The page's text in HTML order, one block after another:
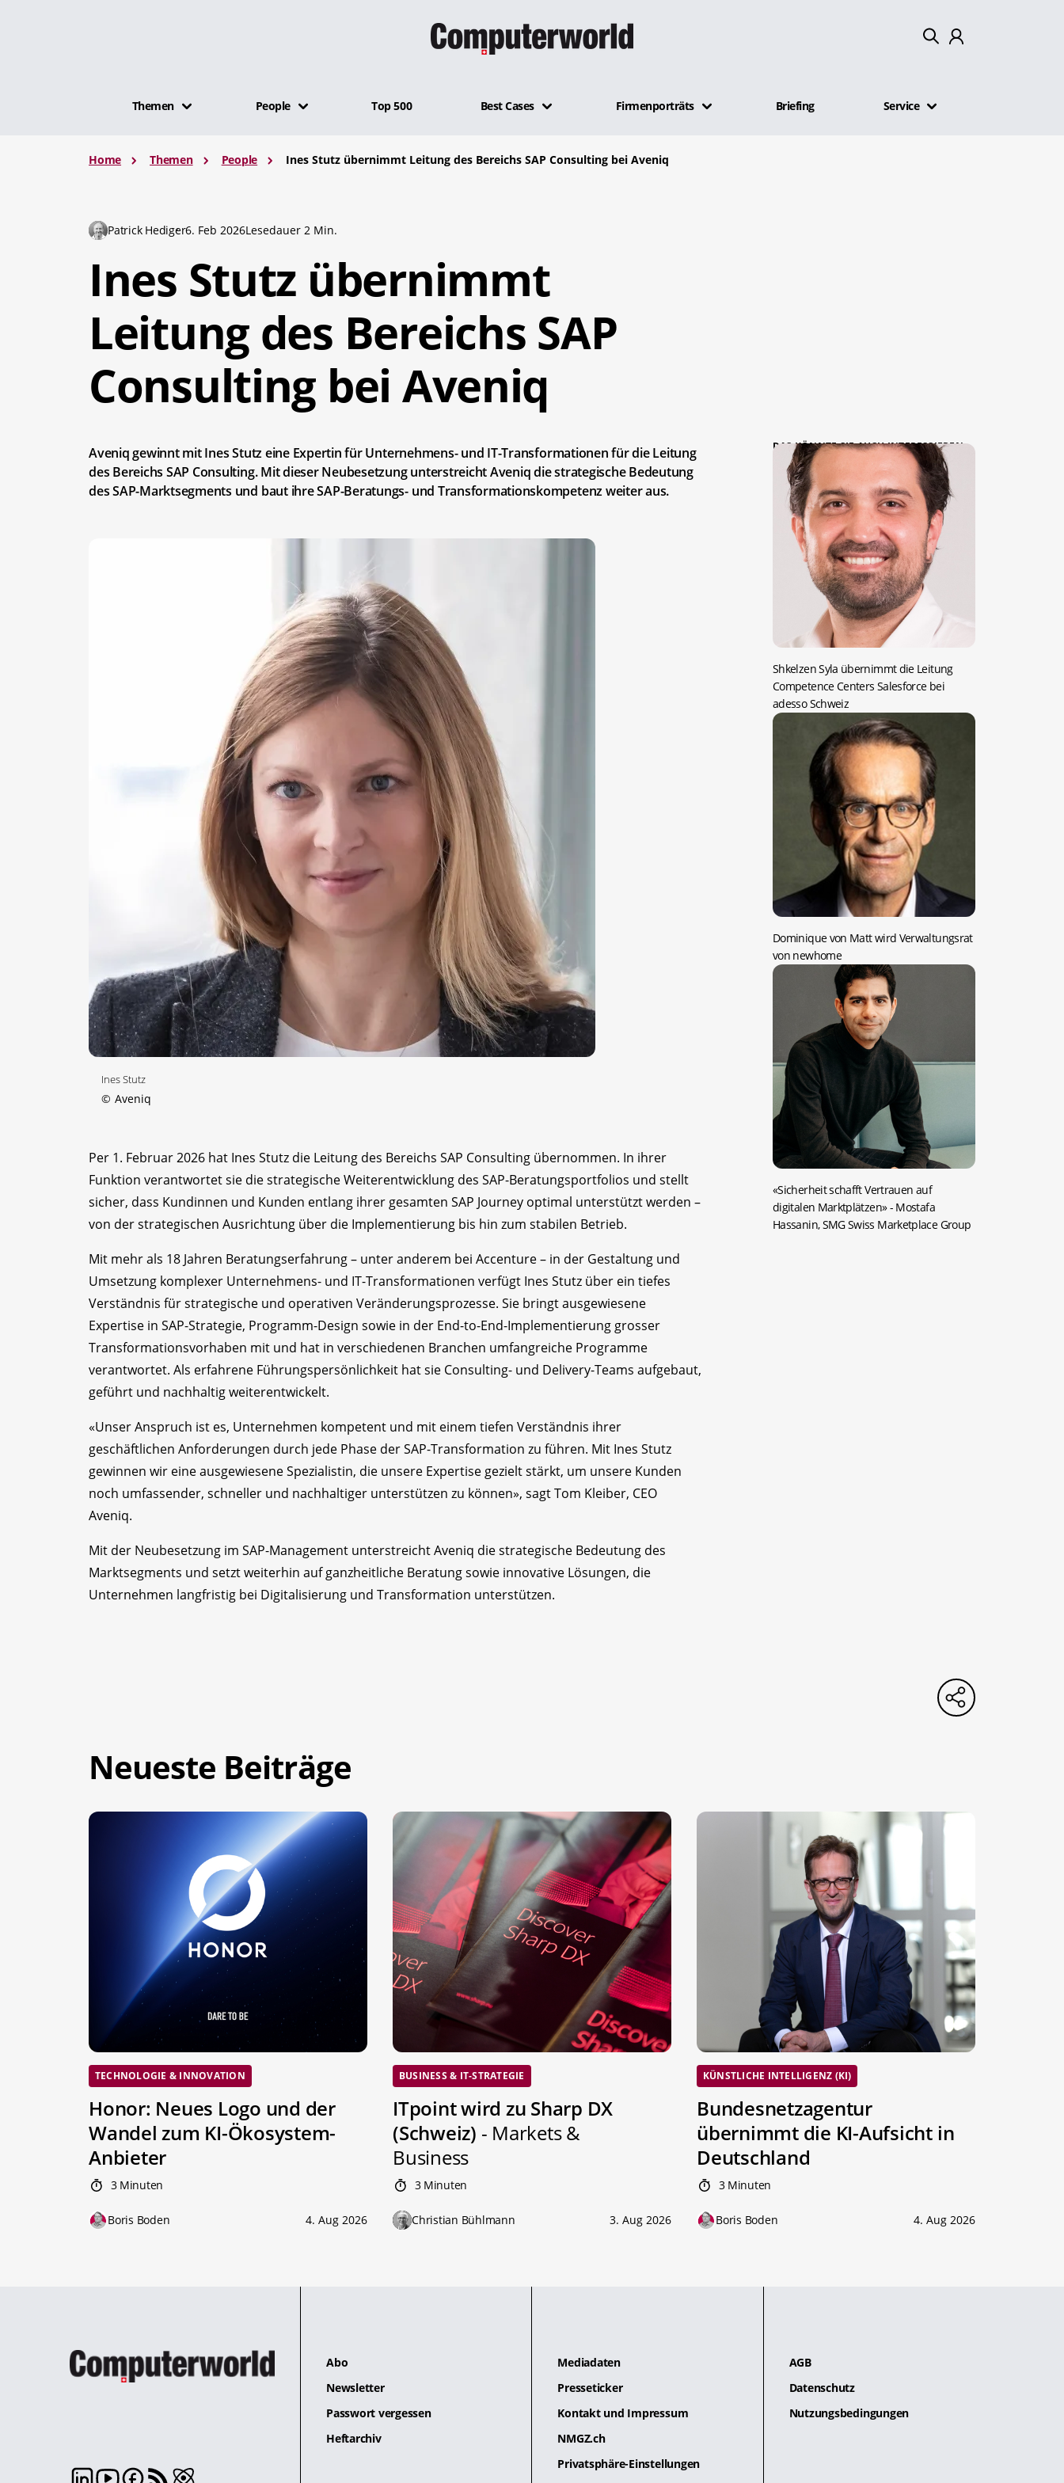
Themen People Top 500 Best Cases Firmenporträts Briefing Service
Home Themen People Ines Stutz übernimmt Leitung des Bereichs SAP Consulting bei Aveniq
Patrick Hediger6. Feb 2026Lesedauer 2 Min.
Ines Stutz übernimmt
Leitung des Bereichs SAP
Consulting bei Aveniq
Aveniq gewinnt mit Ines Stutz eine Expertin für Unternehmens- und IT-Transformationen für die Leitung
des Bereichs SAP Consulting. Mit dieser Neubesetzung unterstreicht Aveniq die strategische Bedeutung
des SAP-Marktsegments und baut ihre SAP-Beratungs- und Transformationskompetenz weiter aus.
Ines Stutz
© Aveniq
Per 1. Februar 2026 hat Ines Stutz die Leitung des Bereichs SAP Consulting übernommen. In ihrer
Funktion verantwortet sie die strategische Weiterentwicklung des SAP-Beratungsportfolios und stellt
sicher, dass Kundinnen und Kunden entlang ihrer gesamten SAP Journey optimal unterstützt werden –
von der strategischen Ausrichtung über die Implementierung bis hin zum stabilen Betrieb.
Mit mehr als 18 Jahren Beratungserfahrung – unter anderem bei Accenture – in der Gestaltung und
Umsetzung komplexer Unternehmens- und IT-Transformationen verfügt Ines Stutz über ein tiefes
Verständnis für strategische und operativen Veränderungsprozesse. Sie bringt ausgewiesene
Expertise in SAP-Strategie, Programm-Design sowie in der End-to-End-Implementierung grosser
Transformationsvorhaben mit und hat in verschiedenen Branchen umfangreiche Programme
verantwortet. Als erfahrene Führungspersönlichkeit hat sie Consulting- und Delivery-Teams aufgebaut,
geführt und nachhaltig weiterentwickelt.
«Unser Anspruch ist es, Unternehmen kompetent und mit einem tiefen Verständnis ihrer
geschäftlichen Anforderungen durch jede Phase der SAP-Transformation zu führen. Mit Ines Stutz
gewinnen wir eine ausgewiesene Spezialistin, die unsere Expertise gezielt stärkt, um unsere Kunden
noch umfassender, schneller und nachhaltiger unterstützen zu können», sagt Tom Kleiber, CEO
Aveniq.
Mit der Neubesetzung im SAP-Management unterstreicht Aveniq die strategische Bedeutung des
Marktsegments und setzt weiterhin auf ganzheitliche Beratung sowie innovative Lösungen, die
Unternehmen langfristig bei Digitalisierung und Transformation unterstützen.
DAS KÖNNTE SIE AUCH INTERESSIEREN:
Shkelzen Syla übernimmt die Leitung
Competence Centers Salesforce bei
adesso Schweiz
Dominique von Matt wird Verwaltungsrat
von newhome
«Sicherheit schafft Vertrauen auf
digitalen Marktplätzen»- Mostafa
Hassanin, SMG Swiss Marketplace Group
Neueste Beiträge
TECHNOLOGIE & INNOVATION
Honor: Neues Logo und der
Wandel zum KI-Ökosystem-
Anbieter
3 Minuten
Boris Boden 4. Aug 2026
BUSINESS & IT-STRATEGIE
ITpoint wird zu Sharp DX
(Schweiz) - Markets &
Business
3 Minuten
Christian Bühlmann 3. Aug 2026
KÜNSTLICHE INTELLIGENZ (KI)
Bundesnetzagentur
übernimmt die KI-Aufsicht in
Deutschland
3 Minuten
Boris Boden 4. Aug 2026
Abo
Newsletter
Passwort vergessen
Heftarchiv
Mediadaten
Presseticker
Kontakt und Impressum
NMGZ.ch
Privatsphäre-Einstellungen
AGB
Datenschutz
Nutzungsbedingungen